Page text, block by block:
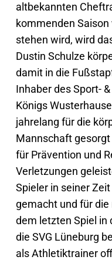
altbekannten
kommenden
stehen wird, wird
Dustin Schulze
damit in die
Inhaber des Sport-
Königs
jahrelang für die
Mannschaft
für Prävention und
Verletzungen
Spieler in seiner
gemacht und für
dem letzten Spiel in
die SVG Lüneburg
als Athletiktrainer